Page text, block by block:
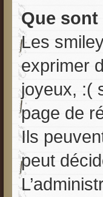
Que
Les
exprimer
joyeux, :(
page de
Ils
peut